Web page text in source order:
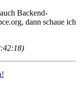
Backend-
dann schaue ich